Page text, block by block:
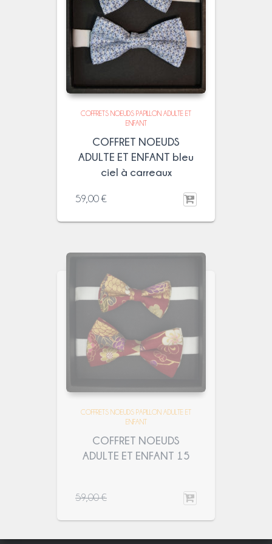
COFFRETS NOEUDS PAPILLON ADULTE ET
ENFANT
COFFRET NOEUDS
ADULTE ET ENFANT bleu
ciel à carreaux
59,00€
COFFRETS NOEUDS PAPILLON ADULTE ET
ENFANT
COFFRET NOEUDS
ADULTE ET ENFANT 15
59,00€